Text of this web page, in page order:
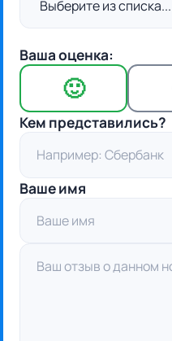
Ваша оценка:
🙂
Кем представились?
Ваше имя